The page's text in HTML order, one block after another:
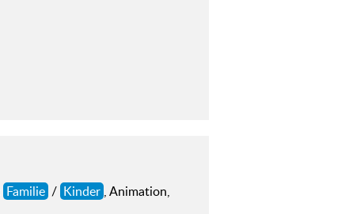
Familie / Kinder , Animation,